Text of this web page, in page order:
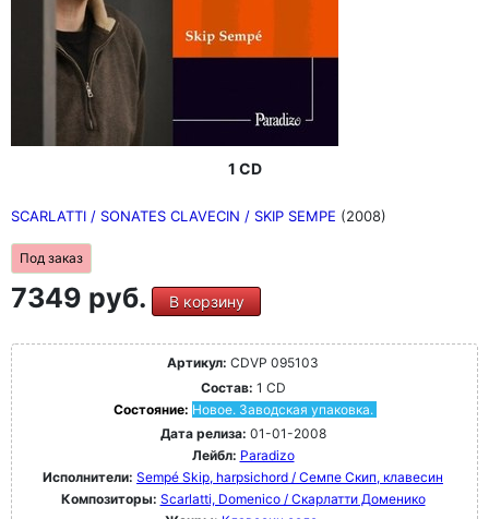
1 CD
SCARLATTI / SONATES CLAVECIN / SKIP SEMPE (2008)
Под заказ
7349 руб. В корзину
Артикул: CDVP 095103
Состав: 1 CD
Состояние: Новое. Заводская упаковка.
Дата релиза: 01-01-2008
Лейбл: Paradizo
Исполнители: Sempé Skip, harpsichord / Семпе Скип, клавесин
Композиторы: Scarlatti, Domenico / Скарлатти Доменико